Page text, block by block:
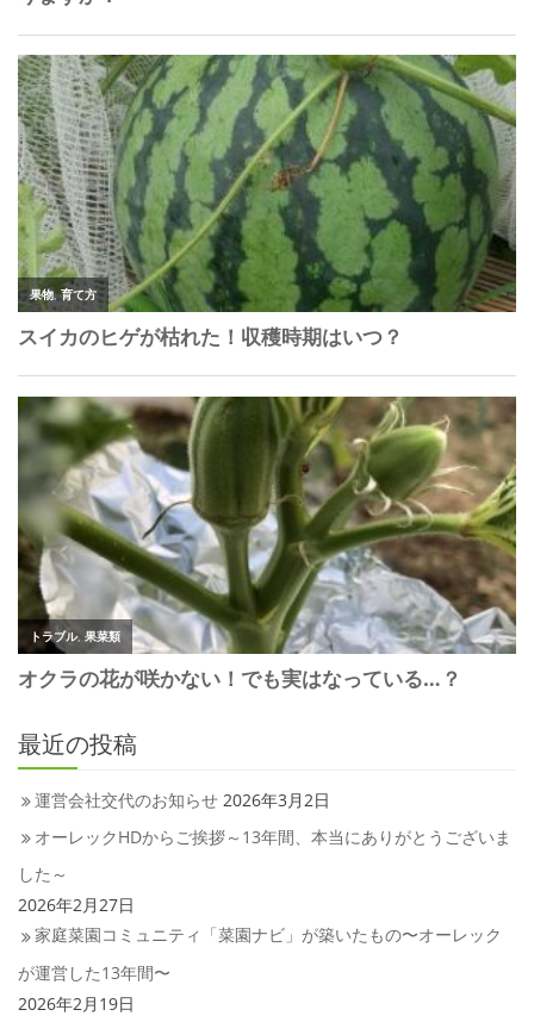
最近の投稿
運営会社交代のお知らせ 2026年3月2日
オーレックHDからご挨拶～13年間、本当にありがとうございま
した～
2026年2月27日
家庭菜園コミュニティ「菜園ナビ」が築いたもの〜オーレック
が運営した13年間〜
2026年2月19日